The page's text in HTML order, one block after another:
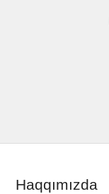
Haqqımızda